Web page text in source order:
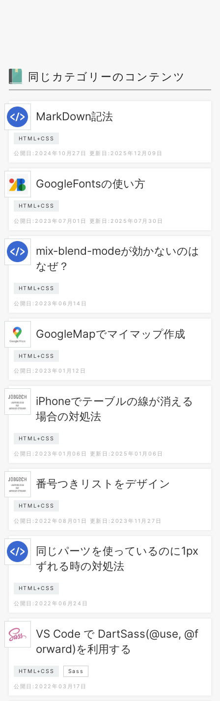
同じカテゴリーのコンテンツ
MarkDown記法
HTML+CSS
公開日:2024年10月27日 更新日:2025年12月09日
GoogleFontsの使い方
HTML+CSS
公開日:2023年07月01日 更新日:2025年07月30日
mix-blend-modeが効かないのは
なぜ？
HTML+CSS
公開日:2023年06月14日
GoogleMapでマイマップ作成
HTML+CSS
公開日:2023年01月12日
iPhoneでテーブルの線が消える
場合の対処法
HTML+CSS
公開日:2023年01月06日 更新日:2025年01月06日
番号つきリストをデザイン
HTML+CSS
公開日:2022年08月01日 更新日:2023年11月27日
同じパーツを使っているのに1px
ずれる時の対処法
HTML+CSS
公開日:2022年06月24日
VS Code で DartSass(@use, @f
orward)を利用する
HTML+CSS Sass
公開日:2022年03月17日